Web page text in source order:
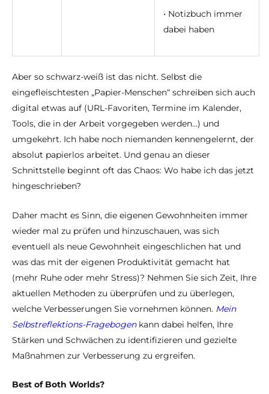
• Notizbuch immer
dabei haben
Aber so schwarz-weiß ist das nicht. Selbst die
eingefleischtesten „Papier-Menschen“ schreiben sich auch
digital etwas auf (URL-Favoriten, Termine im Kalender,
Tools, die in der Arbeit vorgegeben werden…) und
umgekehrt. Ich habe noch niemanden kennengelernt, der
absolut papierlos arbeitet. Und genau an dieser
Schnittstelle beginnt oft das Chaos: Wo habe ich das jetzt
hingeschrieben?
Daher macht es Sinn, die eigenen Gewohnheiten immer
wieder mal zu prüfen und hinzuschauen, was sich
eventuell als neue Gewohnheit eingeschlichen hat und
was das mit der eigenen Produktivität gemacht hat
(mehr Ruhe oder mehr Stress)? Nehmen Sie sich Zeit, Ihre
aktuellen Methoden zu überprüfen und zu überlegen,
welche Verbesserungen Sie vornehmen können. Mein
Selbstreflektions-Fragebogenkann dabei helfen, Ihre
Stärken und Schwächen zu identifizieren und gezielte
Maßnahmen zur Verbesserung zu ergreifen.
Best of Both Worlds?